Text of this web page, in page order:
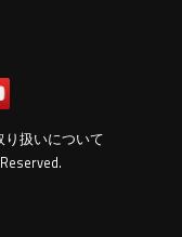
り扱いについて